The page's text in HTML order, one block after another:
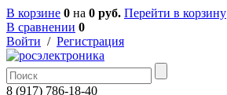
В корзине 0 на 0 руб. Перейти в корзину
В сравнении 0
Войти / Регистрация
8 (917) 786-18-40